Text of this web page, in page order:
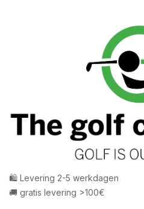
🛍 Levering 2-5 werkdagen
🚚 gratis levering >100€